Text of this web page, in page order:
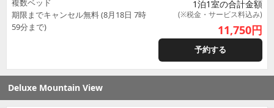
複数ベッド
期限までキャンセル無料 (8月18日 7時
59分まで)
1泊1室の合計金額
(※税金・サービス料込み)
11,750円
予約する
Deluxe Mountain View